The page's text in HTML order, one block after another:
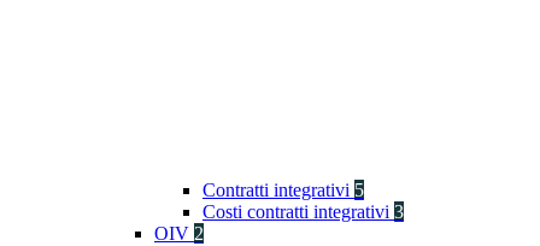
Contratti integrativi 5
Costi contratti integrativi 3
OIV 2